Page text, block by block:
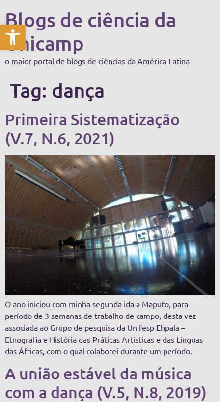
Abrir a barra de ferramentas
Blogs de ciência da
Unicamp
o maior portal de blogs de ciências da América Latina
Tag: dança
Primeira Sistematização
(V.7, N.6, 2021)
O ano iniciou com minha segunda ida a Maputo, para
período de 3 semanas de trabalho de campo, desta vez
associada ao Grupo de pesquisa da Unifesp Ehpala –
Etnografia e História das Práticas Artísticas e das Línguas
das Áfricas, com o qual colaborei durante um período.
A união estável da música
com a dança (V.5, N.8, 2019)